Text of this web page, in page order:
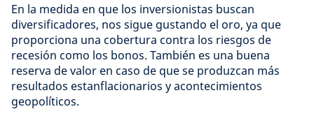
En la medida en que los inversionistas buscan
diversificadores, nos sigue gustando el oro, ya que
proporciona una cobertura contra los riesgos de
recesión como los bonos. También es una buena
reserva de valor en caso de que se produzcan más
resultados estanflacionarios y acontecimientos
geopolíticos.